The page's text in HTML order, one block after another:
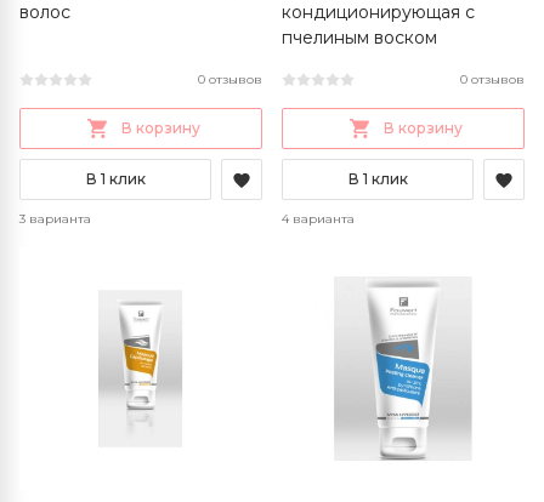
волос
0 отзывов
В корзину
В 1 клик
3 варианта
кондиционирующая с
пчелиным воском
0 отзывов
В корзину
В 1 клик
4 варианта